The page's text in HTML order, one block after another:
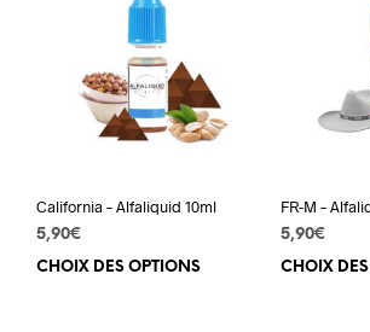
produit
California – Alfaliquid 10ml
5,90€
CHOIX DES OPTIONS
Ce
FR-M –
5,90€
CHOIX